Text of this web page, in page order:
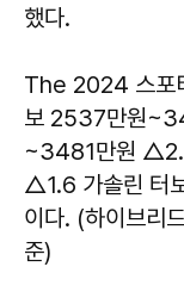
했다.
The 2024 스포
보 2537만원
~3481만원
△1.6 가솔린 터
이다. (하이브리
준)